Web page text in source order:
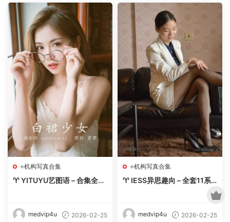
⭐机构写真合集
♈ YITUYU艺图语 – 合集全套
medvip4u 2026-02-25
⭐机构写真合集
♈ IESS异思趣向 – 全套11系
及丝享家2213套&视频【210.
语】 medvip4u 2026-02-25